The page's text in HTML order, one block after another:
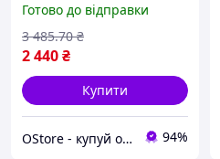
форма для охоронців
спецодяг
Готово до відправки
2 440₴
3 485.70 ₴
Купити
OStore - купуй онлайн! 94%